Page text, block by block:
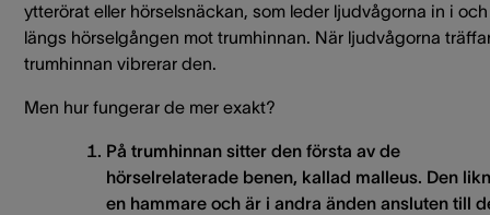
ytterörat eller hörselsnäckan, som leder ljudvågorna in i och
längs hörselgången mot trumhinnan. När ljudvågorna
trumhinnan vibrerar den.
Men hur fungerar de mer exakt?
På trumhinnan sitter den första av de
hörselrelaterade benen, kallad malleus. Den
en hammare och är i andra änden ansluten till